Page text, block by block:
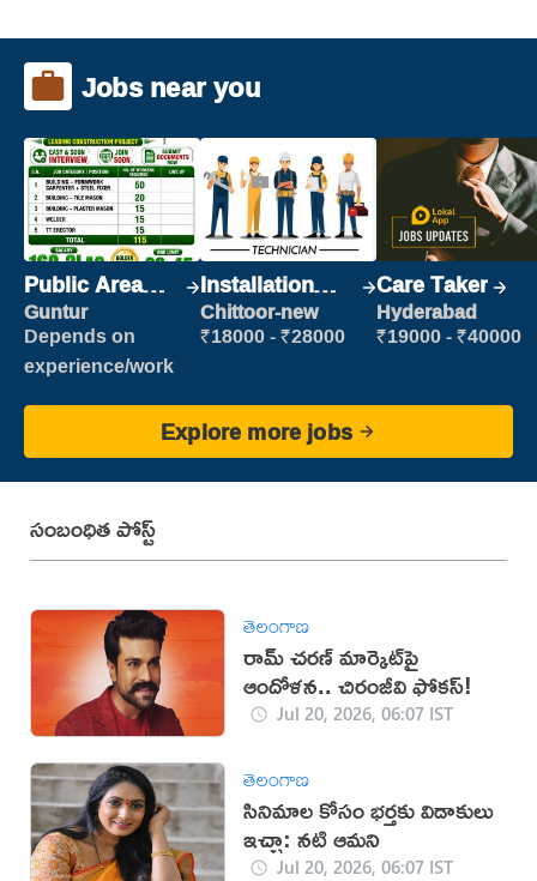
Jobs near you
Public Area
Cleaner
Guntur
Depends on
experience/work
Installation
Engineer/
Helper
Chittoor-new
₹18000 - ₹28000
Care Taker
Hyderabad
₹19000 - ₹40000
Explore more jobs
సంబంధిత పోస్ట్
తెలంగాణ
రామ్ చరణ్ మార్కెట్‌పై
ఆందోళన.. చిరంజీవి ఫోకస్!
Jul 20, 2026, 06:07 IST
తెలంగాణ
సినిమాల కోసం భర్తకు విడాకులు
ఇచ్చా: నటి ఆమని
Jul 20, 2026, 06:07 IST